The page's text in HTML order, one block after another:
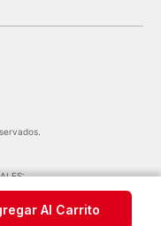
Al Carrito
108-27 BOGOTÁ COLOMBIA